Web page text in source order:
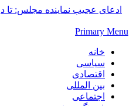
ادعای عجیب نماینده مجلس: تا
Primary Menu
خانه
سیاسی
اقتصادی
بین المللی
اجتماعی